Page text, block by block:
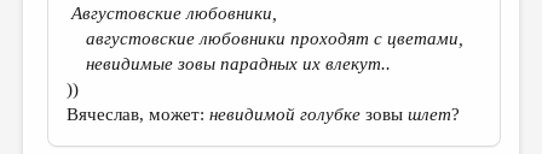
Августовские любовники,
августовские любовники проходят с цветами,
невидимые зовы парадных их влекут..
))
Вячеслав, может:невидимой голубкезовышлет?